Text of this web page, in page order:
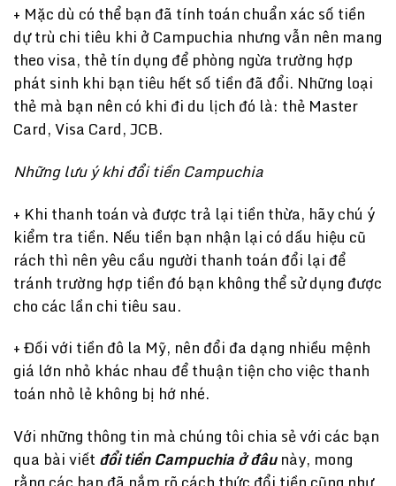
+ Mặc dù có thể bạn đã tính toán chuẩn xác số tiền
dự trù chi tiêu khi ở Campuchia nhưng vẫn nên mang
theo visa, thẻ tín dụng để phòng ngừa trường hợp
phát sinh khi bạn tiêu hết số tiền đã đổi. Những loại
thẻ mà bạn nên có khi đi du lịch đó là: thẻ Master
Card, Visa Card, JCB.
Những lưu ý khi đổi tiền Campuchia
+ Khi thanh toán và được trả lại tiền thừa, hãy chú ý
kiểm tra tiền. Nếu tiền bạn nhận lại có dấu hiệu cũ
rách thì nên yêu cầu người thanh toán đổi lại để
tránh trường hợp tiền đó bạn không thể sử dụng được
cho các lần chi tiêu sau.
+ Đối với tiền đô la Mỹ, nên đổi đa dạng nhiều mệnh
giá lớn nhỏ khác nhau để thuận tiện cho việc thanh
toán nhỏ lẻ không bị hớ nhé.
Với những thông tin mà chúng tôi chia sẻ với các bạn
qua bài viết đổi tiền Campuchia ở đâunày, mong